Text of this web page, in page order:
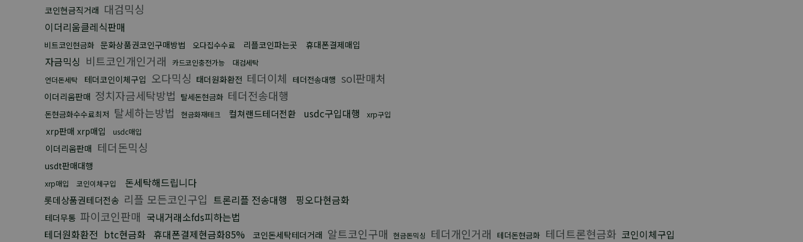
코인현금직거래 대검믹싱
이더리움클레식판매
비트코인현금화 문화상품권코인구매방법 오다집수수료 리플코인파는곳 휴대폰결제매입
자금믹싱 비트코인개인거래 카드코인충전가능
대검세탁
언더돈세탁
테더코인이체구입 오다믹싱 태더원화환전 테더이체 테더전송대행 sol판매처
이더리움판매 정치자금세탁방법 탈세돈현금화 테더전송대행
돈현금화수수료최저 탈세하는방법 현금화재테크 컬쳐랜드테더전환 usdc구입대행 xrp구입
xrp판매 xrp매입 usdc매입
이더리움판매 테더돈믹싱
usdt판매대행
xrp매입 코인이체구입 돈세탁해드립니다
롯데상품권테더전송 리플 모든코인구입 트론리플 전송대행 핑오다현금화
테더무통 파이코인판매 국내거래소fds피하는법
테더원화환전 btc현금화 휴대폰결제현금화85% 코인돈세탁테더거래 알트코인구매 현금돈믹싱 테더개인거래 테더돈현금화 테더트론현금화 코인이체구입